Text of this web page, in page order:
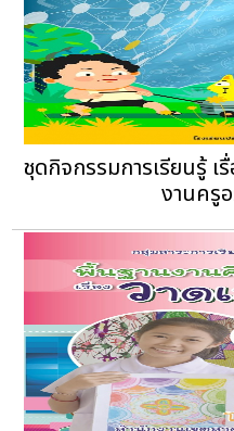
ชุดกิจกรรมการเรียนรู้ เ
งานครู